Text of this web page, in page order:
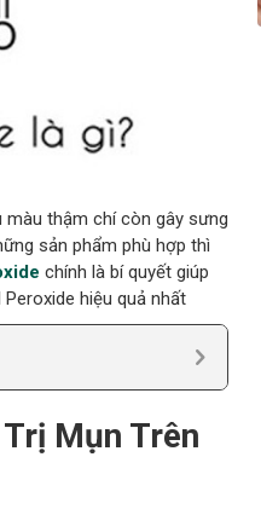
thậm chí còn gây sưng
sản phẩm phù hợp thì
chính là bí quyết giúp
hiệu quả nhất
Mụn Trên